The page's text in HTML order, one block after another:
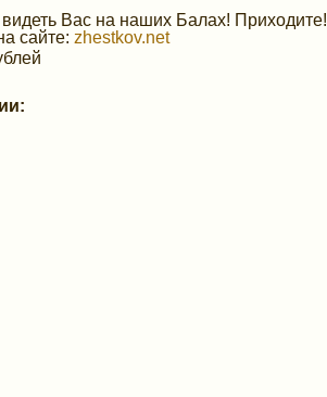
Вас на наших Балах! Приходите!
сайте: zhestkov.net